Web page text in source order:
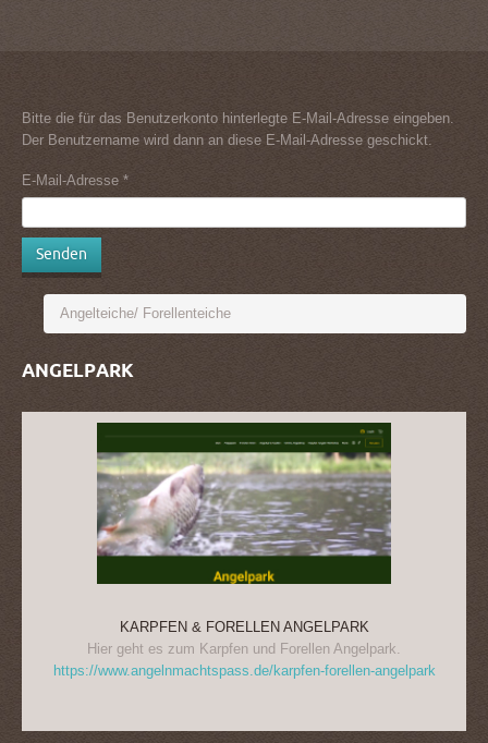
Bitte die für das Benutzerkonto hinterlegte E-Mail-Adresse eingeben.
Der Benutzername wird dann an diese E-Mail-Adresse geschickt.
E-Mail-Adresse *
Senden
ANGELPARK
KARPFEN & FORELLEN ANGELPARK
Hier geht es zum Karpfen und Forellen Angelpark.
https://www.angelnmachtspass.de/karpfen-forellen-angelpark